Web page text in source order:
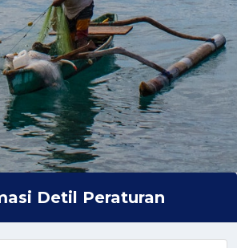
Detil Peraturan